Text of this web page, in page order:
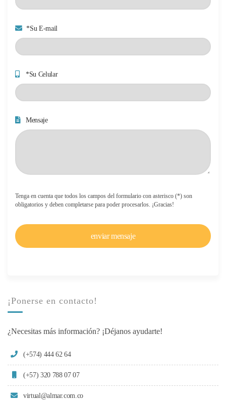
*Su E-mail
*Su Celular
Mensaje
Tenga en cuenta que todos los campos del formulario con asterisco (*) son
obligatorios y deben completarse para poder procesarlos. ¡Gracias!
¡Ponerse en contacto!
¿Necesitas más información? ¡Déjanos ayudarte!
(+574) 444 62 64
(+57) 320 788 07 07
virtual@almar.com.co